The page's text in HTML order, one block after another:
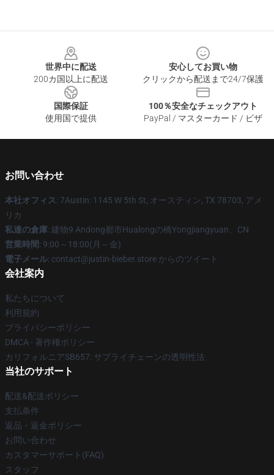
世界中に配送
200カ国以上に配送
安心してお買い物
クリックから配送まで24/7保護
国際保証
使用国で提供
100％安全なチェックアウト
PayPal / マスターカード / ビザ
お問い合わせ
本社オフィス: 7Austin: 1145 W 5th St, オースティン, TX 78703, アメ
リカ
私達の倉庫: 建物9 Andong都市Hualongの橋Yongjiangyuan、CN
営業時間: 9:00～18:00(月～金)
電子メール: contact@justin-bieber.store からのツイート
会社案内
私たちについて
利用規約
プライバシーポリシー
DMCA - 著作権ポリシー
カリフォルニアSB657: サプライチェーンの透明性法
当社のサポート
配送&配送ポリシー
支払条件
返品・返金ポリシー
お問い合わせ
カスタマーサポート(FAQ)
スタッフ